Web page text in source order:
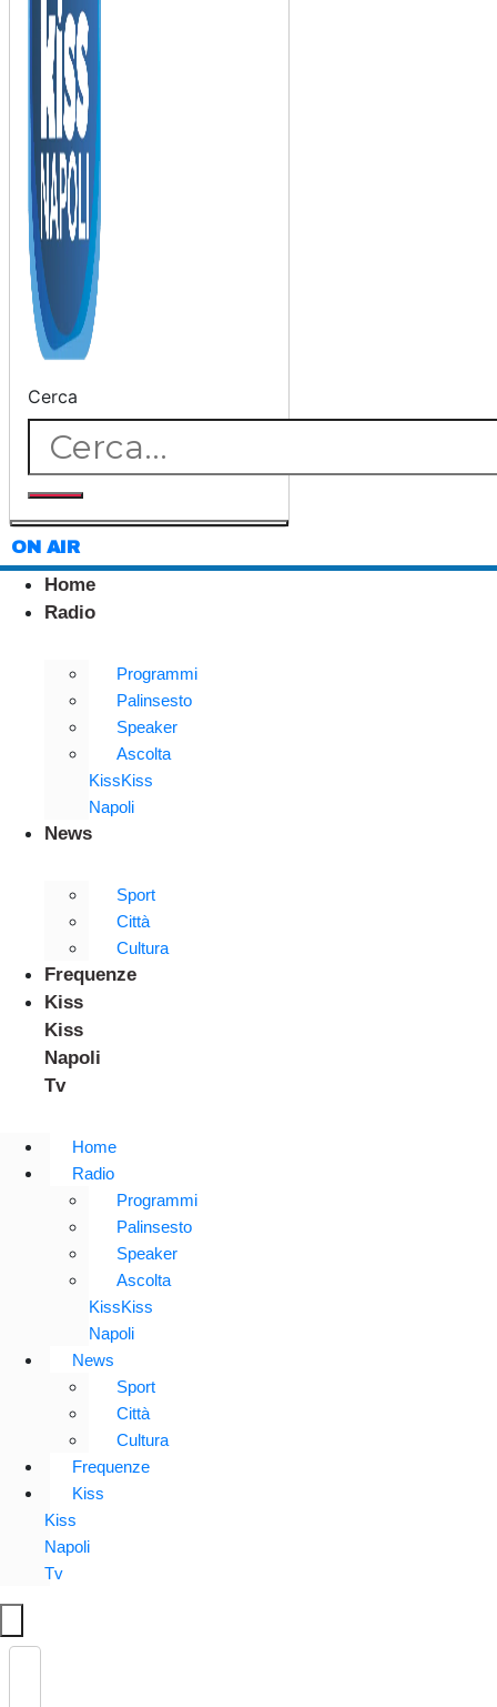
Cerca
ON AIR
Home
Radio
Programmi
Palinsesto
Speaker
Ascolta
KissKiss
Napoli
News
Sport
Città
Cultura
Frequenze
Kiss
Kiss
Napoli
Tv
Home
Radio
Programmi
Palinsesto
Speaker
Ascolta
KissKiss
Napoli
News
Sport
Città
Cultura
Frequenze
Kiss
Kiss
Napoli
Tv